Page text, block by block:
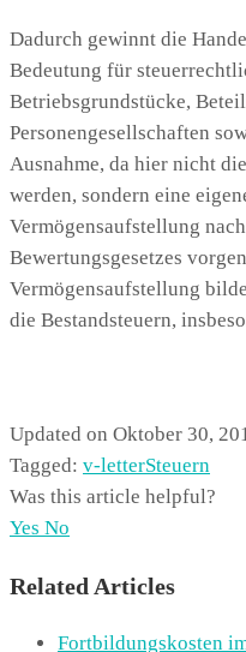
Dadurch gewinnt die
Bedeutung für
Betriebsgrundstücke,
Personengesellschaften
Ausnahme, da hier nicht
werden, sondern eine
Vermögensaufstellung
Bewertungsgesetzes
Vermögensaufstellung
die Bestandsteuern,
Updated on Oktober 30,
Tagged: v-letterSteuern
Was this article helpful?
Yes No
Related Articles
Fortbildungskosten